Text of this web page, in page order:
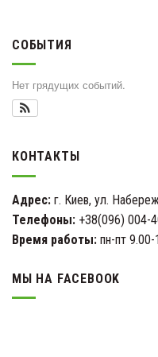
СОБЫТИЯ
Нет грядущих событий.
КОНТАКТЫ
Адрес: г. Киев, ул.
Телефоны: +38(096) 004-
Время работы: пн-пт 9.00-
МЫ НА FACEBOOK